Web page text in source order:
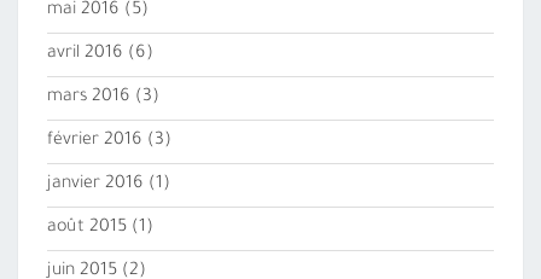
mai 2016 (5)
avril 2016 (6)
mars 2016 (3)
février 2016 (3)
janvier 2016 (1)
août 2015 (1)
juin 2015 (2)